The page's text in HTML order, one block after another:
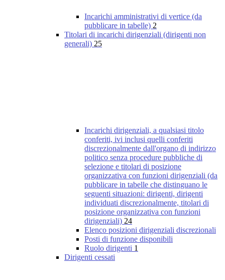
Incarichi amministrativi di vertice (da
pubblicare in tabelle) 2
Titolari di incarichi dirigenziali (dirigenti non
generali) 25
Incarichi dirigenziali, a qualsiasi titolo
conferiti, ivi inclusi quelli conferiti
discrezionalmente dall'organo di indirizzo
politico senza procedure pubbliche di
selezione e titolari di posizione
organizzativa con funzioni dirigenziali (da
pubblicare in tabelle che distinguano le
seguenti situazioni: dirigenti, dirigenti
individuati discrezionalmente, titolari di
posizione organizzativa con funzioni
dirigenziali) 24
Elenco posizioni dirigenziali discrezionali
Posti di funzione disponibili
Ruolo dirigenti 1
Dirigenti cessati